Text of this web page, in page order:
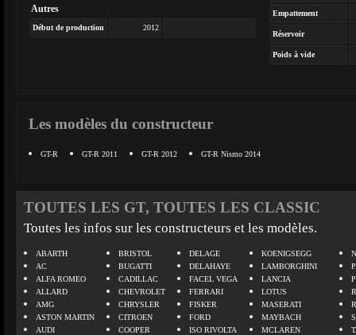
Autres
Début de production 2012
Empattement
Réservoir
Poids à vide
Les modèles du constructeur
GT-R GT-R 2011 GT-R 2012 GT-R Nismo 2014
TOUTES LES GT, TOUTES LES CLASSIC
Toutes les infos sur les constructeurs et les modèles.
ABARTH
AC
ALFA ROMEO
ALLARD
AMG
ASTON MARTIN
AUDI
BRISTOL
BUGATTI
CADILLAC
CHEVROLET
CHRYSLER
CITROEN
COOPER
DELAGE
DELAHAYE
FACEL VEGA
FERRARI
FISKER
FORD
ISO RIVOLTA
KOENIGSEGG
LAMBORGHINI
LANCIA
LOTUS
MASERATI
MAYBACH
MCLAREN